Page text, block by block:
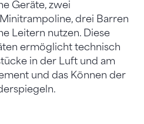
Geräte, zwei
drei Barren
Leitern nutzen. Diese
ermöglicht technisch
in der Luft und am
und das Können der